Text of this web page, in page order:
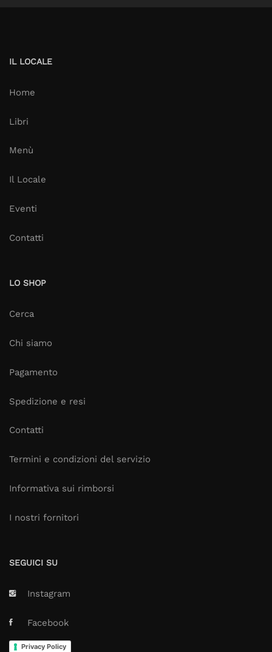
IL LOCALE
Home
Libri
Menù
Il Locale
Eventi
Contatti
LO SHOP
Cerca
Chi siamo
Pagamento
Spedizione e resi
Contatti
Termini e condizioni del servizio
Informativa sui rimborsi
I nostri fornitori
SEGUICI SU
Instagram
Facebook
Privacy Policy